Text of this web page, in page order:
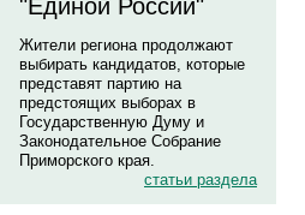
"Единой России"
Жители региона продолжают
выбирать кандидатов, которые
представят партию на
предстоящих выборах в
Государственную Думу и
Законодательное Собрание
Приморского края.
статьи раздела